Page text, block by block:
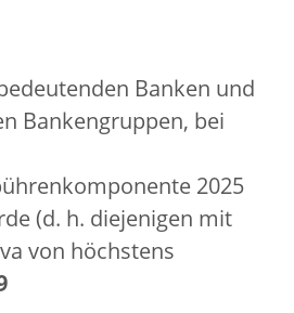
Banken und
Bankengruppen, bei
2025
(d. h. diejenigen mit
von höchstens